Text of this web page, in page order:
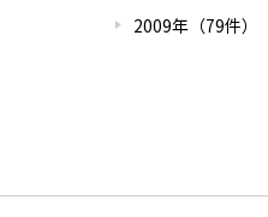
2009年（79件）